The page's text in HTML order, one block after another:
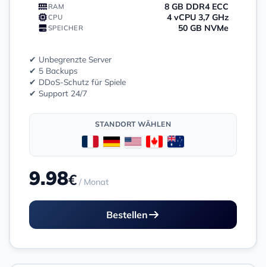
RAM 8 GB DDR4 ECC
CPU 4 vCPU 3,7 GHz
SPEICHER 50 GB NVMe
✔ Unbegrenzte Server
✔ 5 Backups
✔ DDoS-Schutz für Spiele
✔ Support 24/7
STANDORT WÄHLEN
9.98€ / Monat
Bestellen